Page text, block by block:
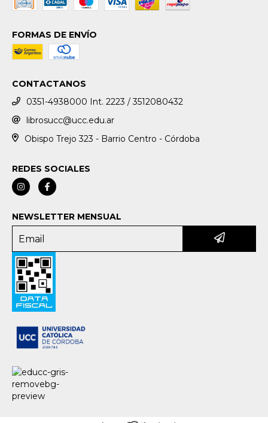
FORMAS DE ENVÍO
CONTACTANOS
0351-4938000 Int. 2223 / 3512080432
librosucc@ucc.edu.ar
Obispo Trejo 323 - Barrio Centro - Córdoba
REDES SOCIALES
NEWSLETTER MENSUAL